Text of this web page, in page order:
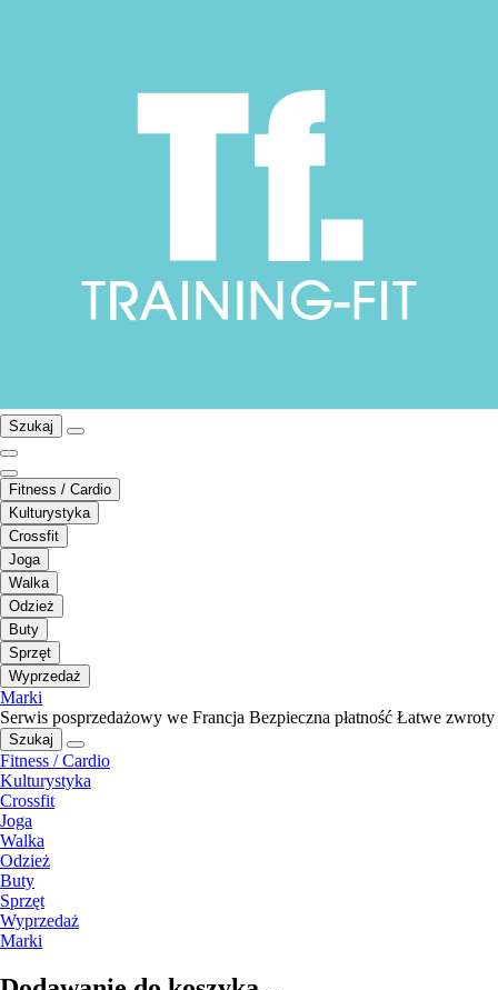
Szukaj
Fitness / Cardio
Kulturystyka
Crossfit
Joga
Walka
Odzież
Buty
Sprzęt
Wyprzedaż
Marki
Serwis posprzedażowy we Francja Bezpieczna płatność Łatwe zwroty
Szukaj
Fitness / Cardio
Kulturystyka
Crossfit
Joga
Walka
Odzież
Buty
Sprzęt
Wyprzedaż
Marki